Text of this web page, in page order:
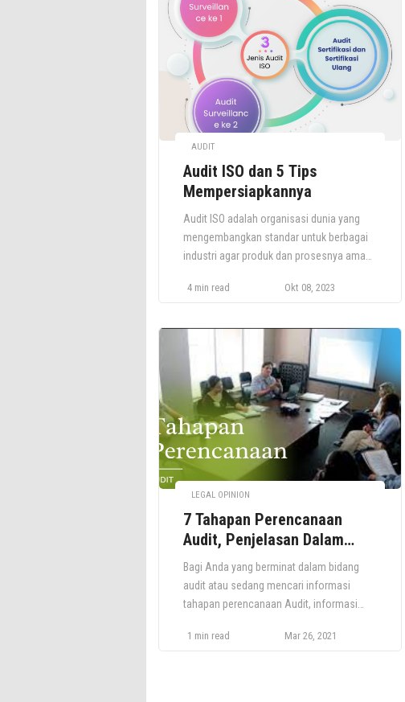
AUDIT
Audit ISO dan 5 Tips
Mempersiapkannya
Audit ISO adalah organisasi dunia yang
mengembangkan standar untuk berbagai
industri agar produk dan prosesnya aman
seperti ISO 27001 dan ISO 9001,
membahas audit ISO, jenis-jenis audit, dan
cara mempersiapkannya. Apa itu Audit
ISO? Audit ISO adalah proses dimana
auditor menilai sejauh mana organisasi
Anda mematuhi […]
4 min read Okt 08, 2023
LEGAL OPINION
7 Tahapan Perencanaan
Audit, Penjelasan Dalam
Bahasa Sederhana
Bagi Anda yang berminat dalam bidang
audit atau sedang mencari informasi
tahapan perencanaan Audit, informasi
1 min read Mar 26, 2021